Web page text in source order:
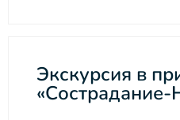
Экскурсия в